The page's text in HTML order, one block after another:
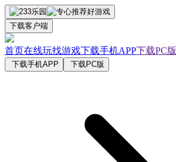
下载客户端
首页在线玩找游戏下载手机APP下载PC版
下载手机APP 下载PC版